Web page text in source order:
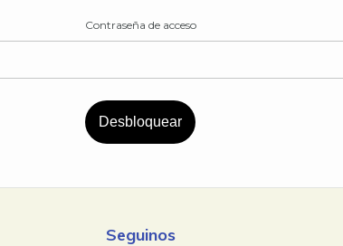
Contraseña de acceso
Desbloquear
Seguinos